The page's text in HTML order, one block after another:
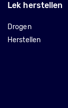
Lek herstellen
Drogen
Herstellen